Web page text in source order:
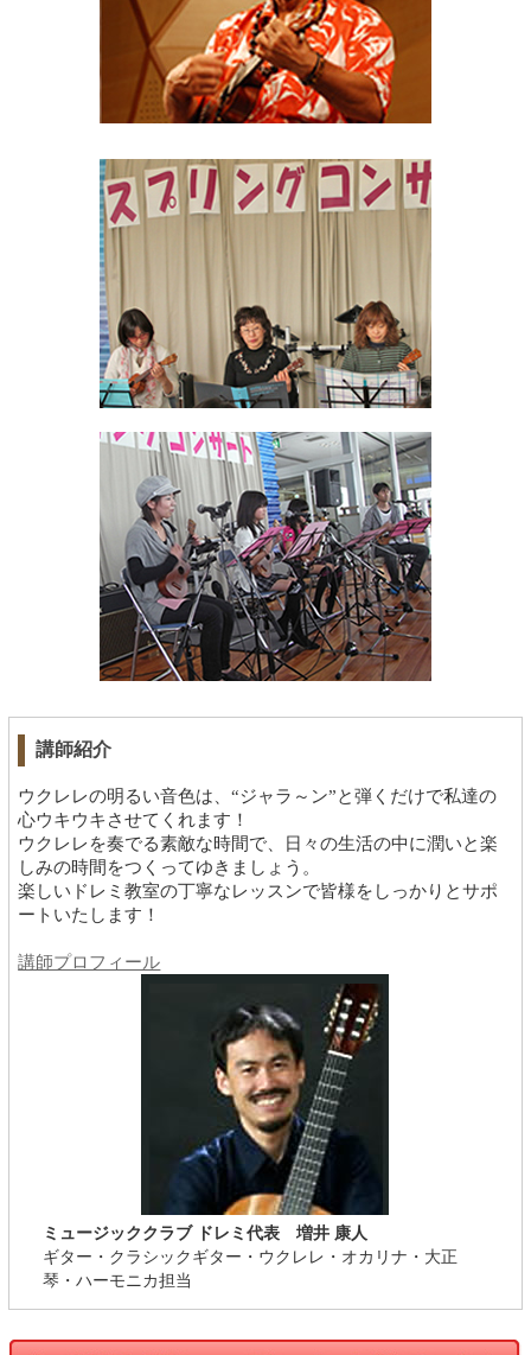
講師紹介
ウクレレの明るい音色は、“ジャラ～ン”と弾くだけで私達の
心ウキウキさせてくれます！
ウクレレを奏でる素敵な時間で、日々の生活の中に潤いと楽
しみの時間をつくってゆきましょう。
楽しいドレミ教室の丁寧なレッスンで皆様をしっかりとサポ
ートいたします！
講師プロフィール
ミュージッククラブ ドレミ代表 増井 康人
ギター・クラシックギター・ウクレレ・オカリナ・大正
琴・ハーモニカ担当